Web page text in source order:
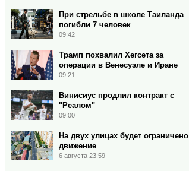
При стрельбе в школе Таиланда
погибли 7 человек
09:42
Трамп похвалил Хегсета за
операции в Венесуэле и Иране
09:21
Винисиус продлил контракт с
"Реалом"
09:00
На двух улицах будет ограничено
движение
6 августа 23:59